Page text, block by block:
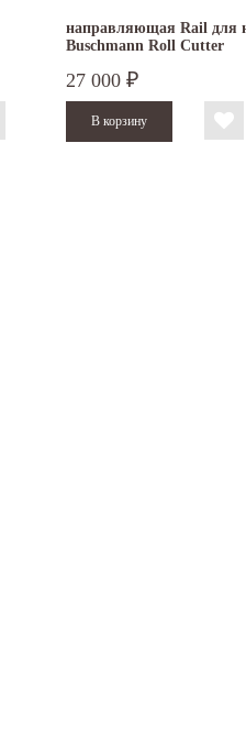
направляющая Rail для
Buschmann Roll Cutter
27 000 ₽